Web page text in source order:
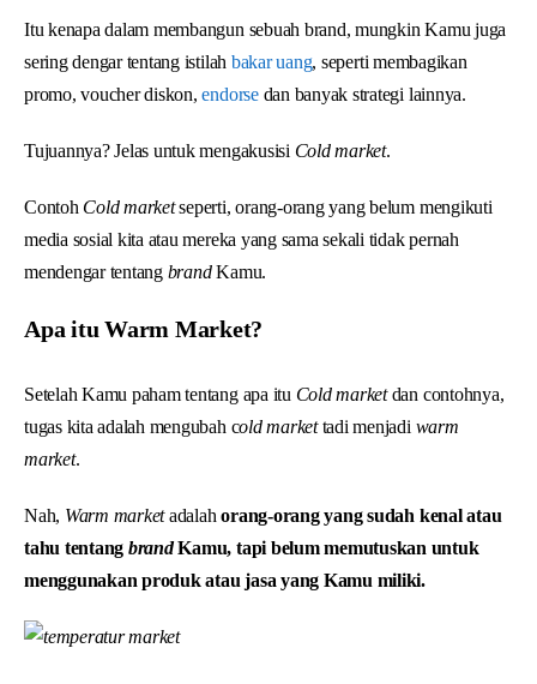
Itu kenapa dalam membangun sebuah brand, mungkin Kamu juga
sering dengar tentang istilah bakar uang, seperti membagikan
promo, voucher diskon,endorsedan banyak strategi lainnya.
Tujuannya? Jelas untuk mengakusisi Cold market.
Contoh Cold marketseperti, orang-orang yang belum mengikuti
media sosial kita atau mereka yang sama sekali tidak pernah
mendengar tentang brandKamu.
Apa itu Warm Market?
Setelah Kamu paham tentang apa itu Cold marketdan contohnya,
tugas kita adalah mengubah cold markettadi menjadi warm
market.
Nah, Warm marketadalahorang-orang yang sudah kenal atau
tahu tentang brandKamu, tapi belum memutuskan untuk
menggunakan produk atau jasa yang Kamu miliki.